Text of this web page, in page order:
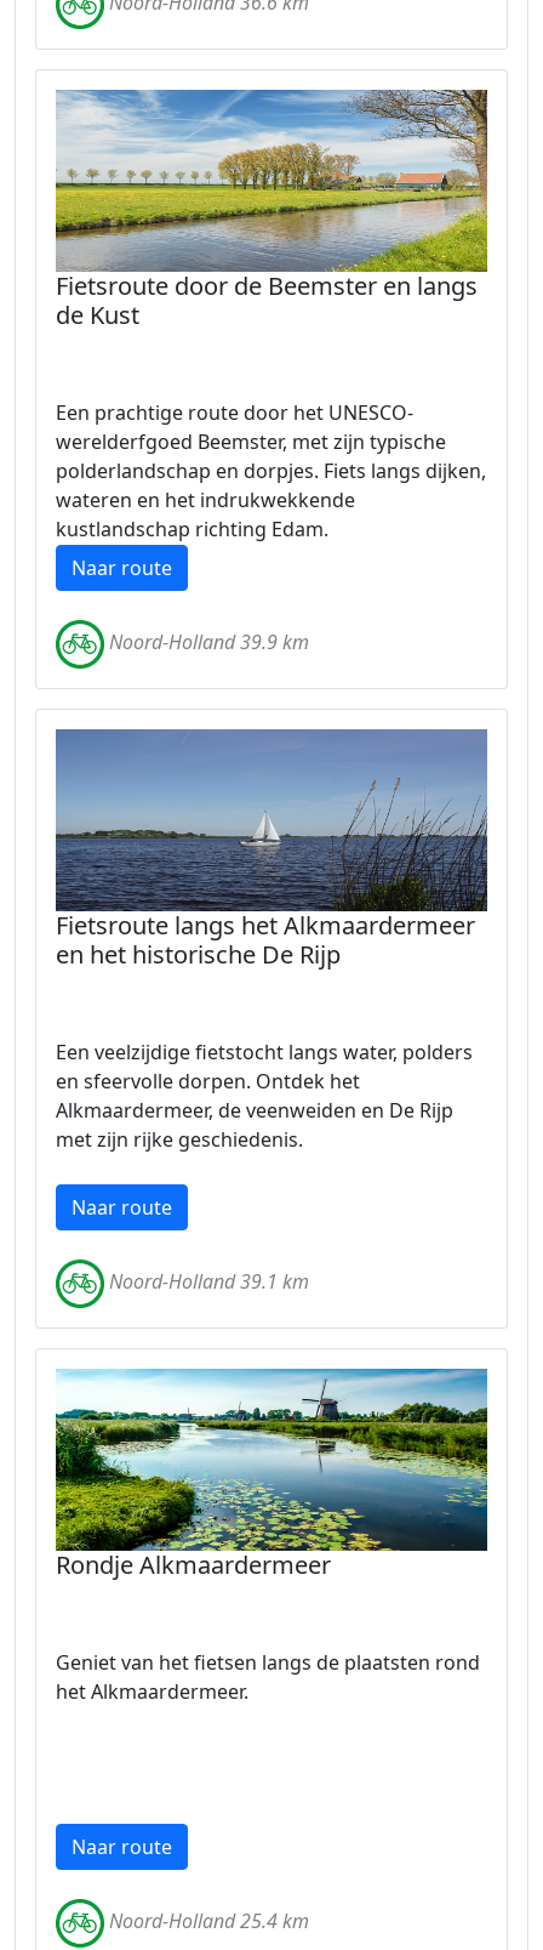
Fietsroute door de Beemster en langs
de Kust
Een prachtige route door het UNESCO-
werelderfgoed Beemster, met zijn typische
polderlandschap en dorpjes. Fiets langs dijken,
wateren en het indrukwekkende
kustlandschap richting Edam.
Naar route
Noord-Holland 39.9 km
Fietsroute langs het Alkmaardermeer
en het historische De Rijp
Een veelzijdige fietstocht langs water, polders
en sfeervolle dorpen. Ontdek het
Alkmaardermeer, de veenweiden en De Rijp
met zijn rijke geschiedenis.
Naar route
Noord-Holland 39.1 km
Rondje Alkmaardermeer
Geniet van het fietsen langs de plaatsten rond
het Alkmaardermeer.
Naar route
Noord-Holland 25.4 km